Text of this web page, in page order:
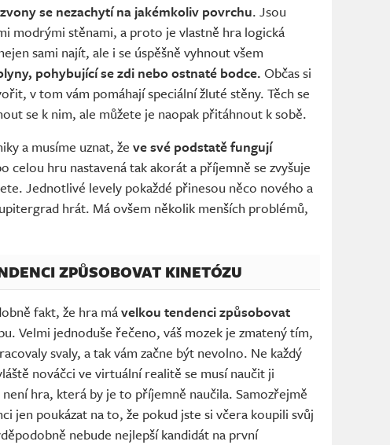
se nezachytí na jakémkoliv povrchu. Jsou
modrými stěnami, a proto je vlastně hra logická
sami najít, ale i se úspěšně vyhnout všem
pohybující se zdi nebo ostnaté bodce.Občas si
v tom vám pomáhají speciální žluté stěny. Těch se
se k nim, ale můžete je naopak přitáhnout k sobě.
a musíme uznat, že ve své podstatě fungují
celou hru nastavená tak akorát a příjemně se zvyšuje
Jednotlivé levely pokaždé přinesou něco nového a
hrát. Má ovšem několik menších problémů,
ZPŮSOBOVAT KINETÓZU
fakt, že hra mávelkou tendenci způsobovat
Velmi jednoduše řečeno, váš mozek je zmatený tím,
svaly, a tak vám začne být nevolno. Ne každý
nováčci ve virtuální realitě se musí naučit ji
hra, která by je to příjemně naučila. Samozřejmě
jen poukázat na to, že pokud jste si včera koupili svůj
nebude nejlepší kandidát na první